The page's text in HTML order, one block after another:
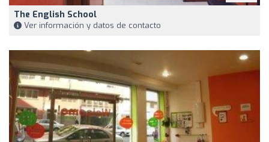
The English School
Ver información y datos de contacto